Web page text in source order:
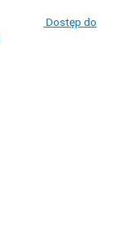
Dostęp do